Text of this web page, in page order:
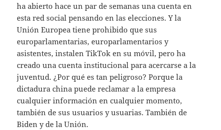
ha abierto hace un par de semanas una cuenta en
esta red social pensando en las elecciones. Y la
Unión Europea tiene prohibido que sus
europarlamentarias, europarlamentarios y
asistentes, instalen TikTok en su móvil, pero ha
creado una cuenta institucional para acercarse a la
juventud. ¿Por qué es tan peligroso? Porque la
dictadura china puede reclamar a la empresa
cualquier información en cualquier momento,
también de sus usuarios y usuarias. También de
Biden y de la Unión.